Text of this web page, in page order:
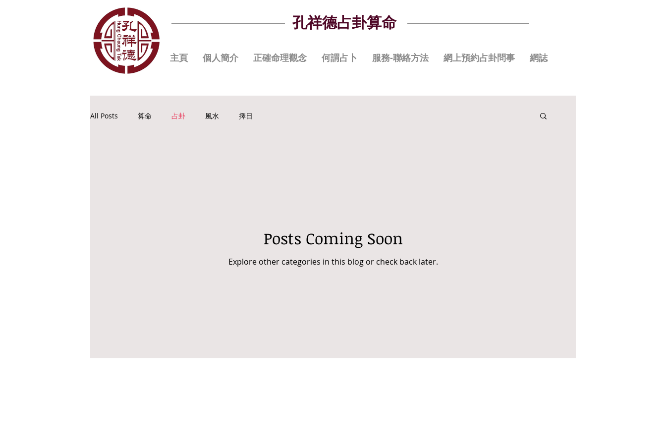
孔祥德占卦算命
主頁 個人簡介 正確命理觀念 何謂占卜 服務-聯絡方法 網上預約占卦問事 網誌
All Posts 算命 占卦 風水 擇日
Posts Coming Soon
Explore other categories in this blog or check back later.